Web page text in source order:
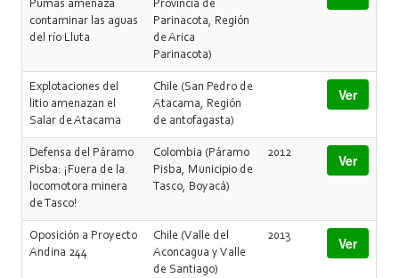
Pumas amenaza
contaminar las aguas
del río Lluta
Provincia de
Parinacota, Región
de Arica
Parinacota)
Explotaciones del
litio amenazan el
Salar de Atacama
Chile (San Pedro de
Atacama, Región
de antofagasta)
Ver
Defensa del Páramo
Pisba: ¡Fuera de la
locomotora minera
de Tasco!
Colombia (Páramo
Pisba, Municipio de
Tasco, Boyacá)
2012 Ver
Oposición a Proyecto
Andina 244
Chile (Valle del
Aconcagua y Valle
de Santiago)
2013 Ver